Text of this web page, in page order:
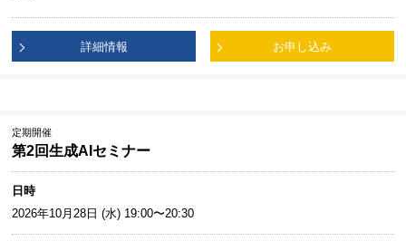
詳細情報 お申し込み
定期開催
第2回生成AIセミナー
日時
2026年10月28日 (水) 19:00〜20:30